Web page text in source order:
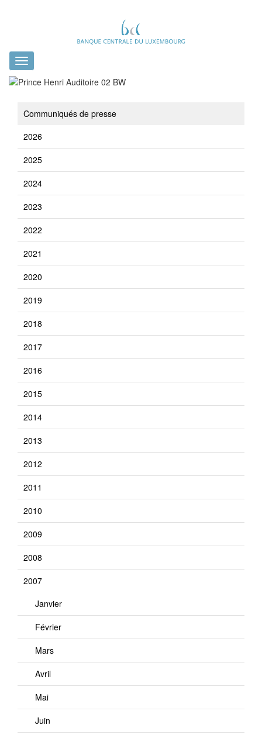
Toggle
navigation
Communiqués de presse
2026
2025
2024
2023
2022
2021
2020
2019
2018
2017
2016
2015
2014
2013
2012
2011
2010
2009
2008
2007
Janvier
Février
Mars
Avril
Mai
Juin